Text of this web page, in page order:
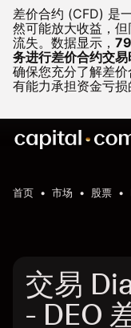
差价合约 (CFD) 是
然可能放大收益，
流失。 数据显示，
务进行差价合约交易
确保您充分了解差
有能力承担资金亏损
首页 市场 股票
交易
- DEO